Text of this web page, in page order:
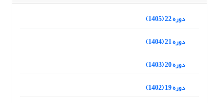
دوره 22 (1405)
دوره 21 (1404)
دوره 20 (1403)
دوره 19 (1402)